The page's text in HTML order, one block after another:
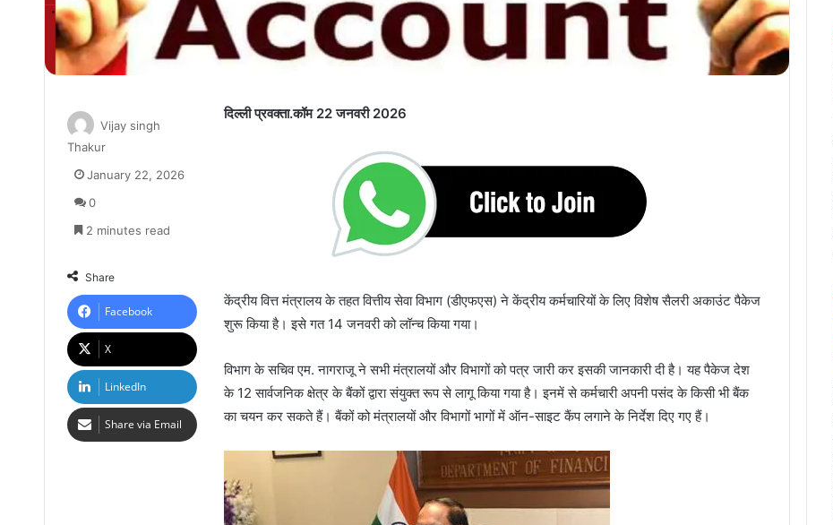
दिल्ली प्रवक्ता.कॉम 22 जनवरी 2026
केंद्रीय वित्त मंत्रालय के तहत वित्तीय सेवा विभाग (डीएफएस) ने केंद्रीय कर्मचारियों के लिए विशेष सैलरी अकाउंट पैकेज
शुरू किया है। इसे गत 14 जनवरी को लॉन्च किया गया।
विभाग के सचिव एम. नागराजू ने सभी मंत्रालयों और विभागों को पत्र जारी कर इसकी जानकारी दी है। यह पैकेज देश
के 12 सार्वजनिक क्षेत्र के बैंकों द्वारा संयुक्त रूप से लागू किया गया है। इनमें से कर्मचारी अपनी पसंद के किसी भी बैंक
का चयन कर सकते हैं। बैंकों को मंत्रालयों और विभागों भागों में ऑन-साइट कैंप लगाने के निर्देश दिए गए हैं।
Vijay singh
Thakur
January 22, 2026
0
2 minutes read
Share
Facebook
X
LinkedIn
Share via Email